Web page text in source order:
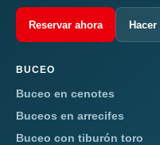
Reservar ahora
BUCEO
Buceo en cenotes
Buceos en arrecifes
Buceo con tiburón toro